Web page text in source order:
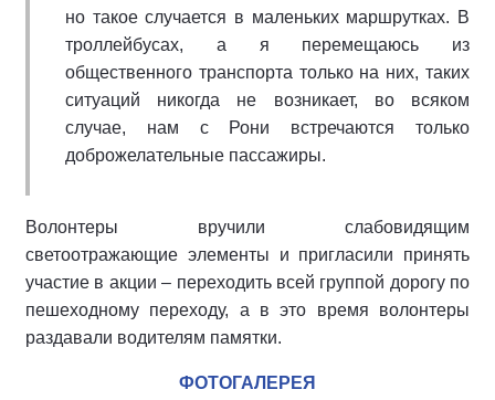
но такое случается в маленьких маршрутках. В
троллейбусах, а я перемещаюсь из
общественного транспорта только на них, таких
ситуаций никогда не возникает, во всяком
случае, нам с Рони встречаются только
доброжелательные пассажиры.
Волонтеры вручили слабовидящим
светоотражающие элементы и пригласили принять
участие в акции – переходить всей группой дорогу по
пешеходному переходу, а в это время волонтеры
раздавали водителям памятки.
ФОТОГАЛЕРЕЯ